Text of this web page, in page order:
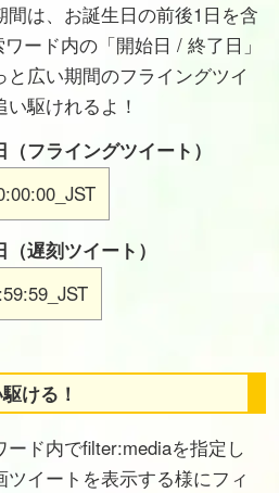
は、お誕生日の前後1日を含
ード内の「開始日 / 終了日」
広い期間のフライングツイ
駆けれるよ！
フライングツイート）
遅刻ツイート）
ける！
ド内でfilter:mediaを指定し
イートを表示する様にフィ